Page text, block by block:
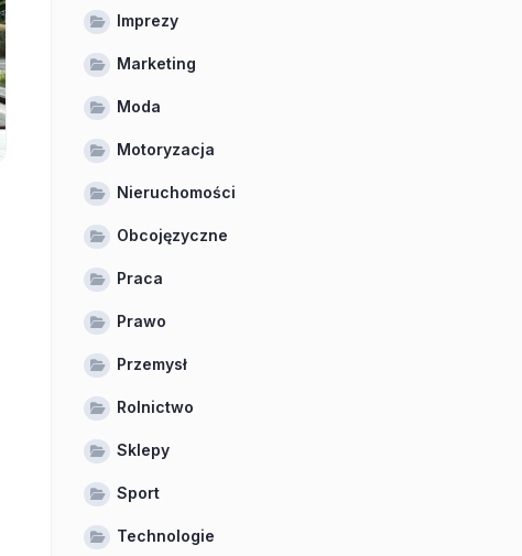
Imprezy
Marketing
Moda
Motoryzacja
Nieruchomości
Obcojęzyczne
Praca
Prawo
Przemysł
Rolnictwo
Sklepy
Sport
Technologie